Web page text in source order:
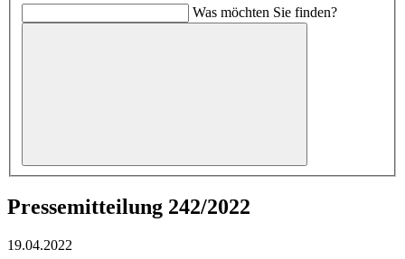
Was möchten Sie finden?
Pressemitteilung 242/2022
19.04.2022